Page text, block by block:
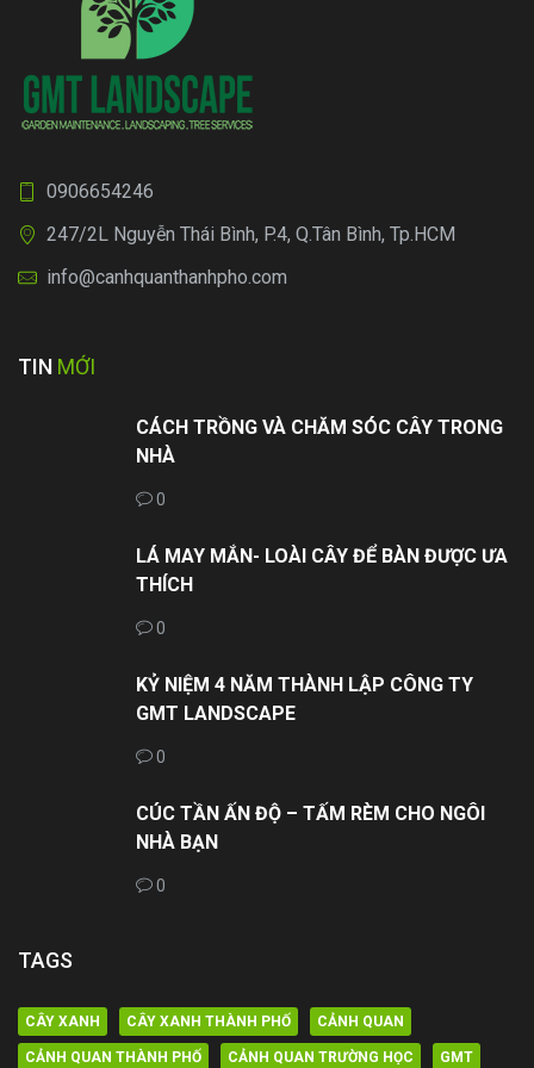
0906654246
247/2L Nguyễn Thái Bình, P.4, Q.Tân Bình, Tp.HCM
info@canhquanthanhpho.com
TIN MỚI
CÁCH TRỒNG VÀ CHĂM SÓC CÂY TRONG
NHÀ
0
LÁ MAY MẮN- LOÀI CÂY ĐỂ BÀN ĐƯỢC ƯA
THÍCH
0
KỶ NIỆM 4 NĂM THÀNH LẬP CÔNG TY
GMT LANDSCAPE
0
CÚC TẦN ẤN ĐỘ – TẤM RÈM CHO NGÔI
NHÀ BẠN
0
TAGS
CÂY XANH CÂY XANH THÀNH PHỐ CẢNH QUAN
CẢNH QUAN THÀNH PHỐ CẢNH QUAN TRƯỜNG HỌC GMT